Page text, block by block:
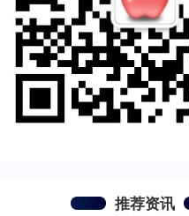
推荐资讯